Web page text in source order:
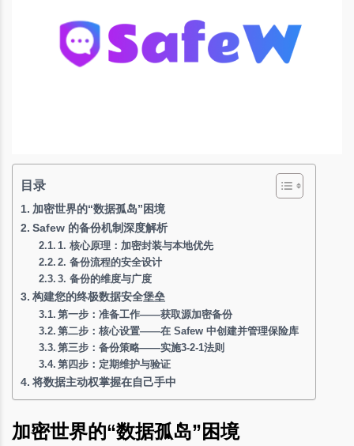
目录
加密世界的“数据孤岛”困境
Safew 的备份机制深度解析
1. 核心原理：加密封装与本地优先
2. 备份流程的安全设计
3. 备份的维度与广度
构建您的终极数据安全堡垒
第一步：准备工作——获取源加密备份
第二步：核心设置——在 Safew 中创建并管理保险库
第三步：备份策略——实施3-2-1法则
第四步：定期维护与验证
将数据主动权掌握在自己手中
加密世界的“数据孤岛”困境